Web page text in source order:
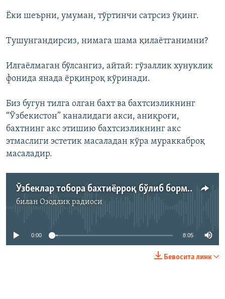
Ёки шеърни, умуман, тўртинчи сатрсиз ўқинг.
Тушунгандирсиз, нимага шама қилаётганимни?
Илғаёлмаган бўлсангиз, айтай: гўзаллик хунуклик
фонида янада ёрқинроқ кўринади.
Биз бугун тилга олган бахт ва бахтсизликнинг
“Ўзбекистон” каналидаги акси, аниқроғи,
бахтнинг акс этишию бахтсизликнинг акс
этмаслиги эстетик масаладан кўра мураккаброқ
масаладир.
Ўзбеклар тобора бахтиёрроқ бўлиб бормоқда
билан Озодлик радиоси
Айни дамда медиа-манба мавжуд эмас
0:00 8:05
Бевосита линк